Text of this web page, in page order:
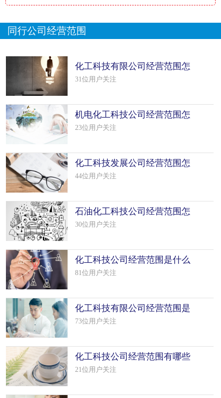
同行公司经营范围
化工科技有限公司经营范围怎
么填写
31位用户关注
机电化工科技公司经营范围怎
么填写
23位用户关注
化工科技发展公司经营范围怎
么填写
44位用户关注
石油化工科技公司经营范围怎
么填写
30位用户关注
化工科技公司经营范围是什么
（精选 8
81位用户关注
化工科技有限公司经营范围是
什么（精
73位用户关注
化工科技公司经营范围有哪些
（精选60
21位用户关注